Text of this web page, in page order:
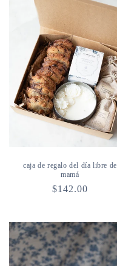
caja de regalo del día libre de
mamá
Precio
$142.00